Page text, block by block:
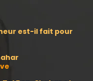
est-il fait pour